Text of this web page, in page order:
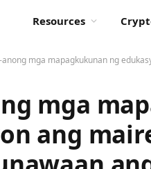
Resources
anong mga mapagkukunan ng
mga
ang